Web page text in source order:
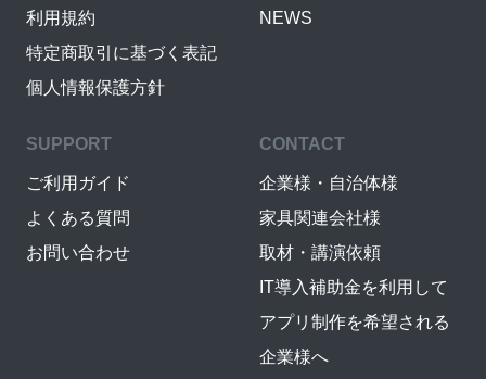
利用規約
特定商取引に基づく表記
個人情報保護方針
NEWS
SUPPORT
ご利用ガイド
よくある質問
お問い合わせ
CONTACT
企業様・自治体様
家具関連会社様
取材・講演依頼
IT導入補助金を利用して
アプリ制作を希望される
企業様へ